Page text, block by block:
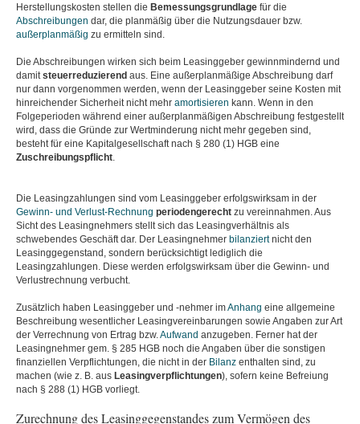
Herstellungskosten stellen die Bemessungsgrundlage für die
Abschreibungen dar, die planmäßig über die Nutzungsdauer bzw.
außerplanmäßig zu ermitteln sind.
Die Abschreibungen wirken sich beim Leasinggeber gewinnmindernd und
damitsteuerreduzierend aus. Eine außerplanmäßige Abschreibung darf
nur dann vorgenommen werden, wenn der Leasinggeber seine Kosten mit
hinreichender Sicherheit nicht mehr amortisieren kann. Wenn in den
Folgeperioden während einer außerplanmäßigen Abschreibung festgestellt
wird, dass die Gründe zur Wertminderung nicht mehr gegeben sind,
besteht für eine Kapitalgesellschaft nach § 280 (1) HGB eine
Zuschreibungspflicht.
Die Leasingzahlungen sind vom Leasinggeber erfolgswirksam in der
Gewinn- und Verlust-Rechnung periodengerecht zu vereinnahmen. Aus
Sicht des Leasingnehmers stellt sich das Leasingverhältnis als
schwebendes Geschäft dar. Der Leasingnehmer bilanziertnicht den
Leasinggegenstand, sondern berücksichtigt lediglich die
Leasingzahlungen. Diese werden erfolgswirksam über die Gewinn- und
Verlustrechnung verbucht.
Zusätzlich haben Leasinggeber und -nehmer imAnhang eine allgemeine
Beschreibung wesentlicher Leasingvereinbarungen sowie Angaben zur Art
der Verrechnung von Ertrag bzw.Aufwand anzugeben. Ferner hat der
Leasingnehmer gem. § 285 HGB noch die Angaben über die sonstigen
finanziellen Verpflichtungen, die nicht in der Bilanz enthalten sind, zu
machen (wie z. B. aus Leasingverpflichtungen), sofern keine Befreiung
nach § 288 (1) HGB vorliegt.
Zurechnung des Leasinggegenstandes zum Vermögen des